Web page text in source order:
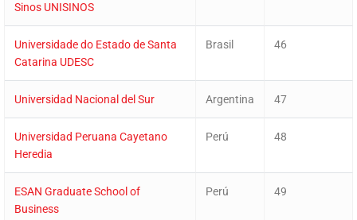
Sinos UNISINOS
Universidade do Estado de Santa
Catarina UDESC
Brasil 46
Universidad Nacional del Sur Argentina 47
Universidad Peruana Cayetano
Heredia
Perú 48
ESAN Graduate School of
Business
Perú 49